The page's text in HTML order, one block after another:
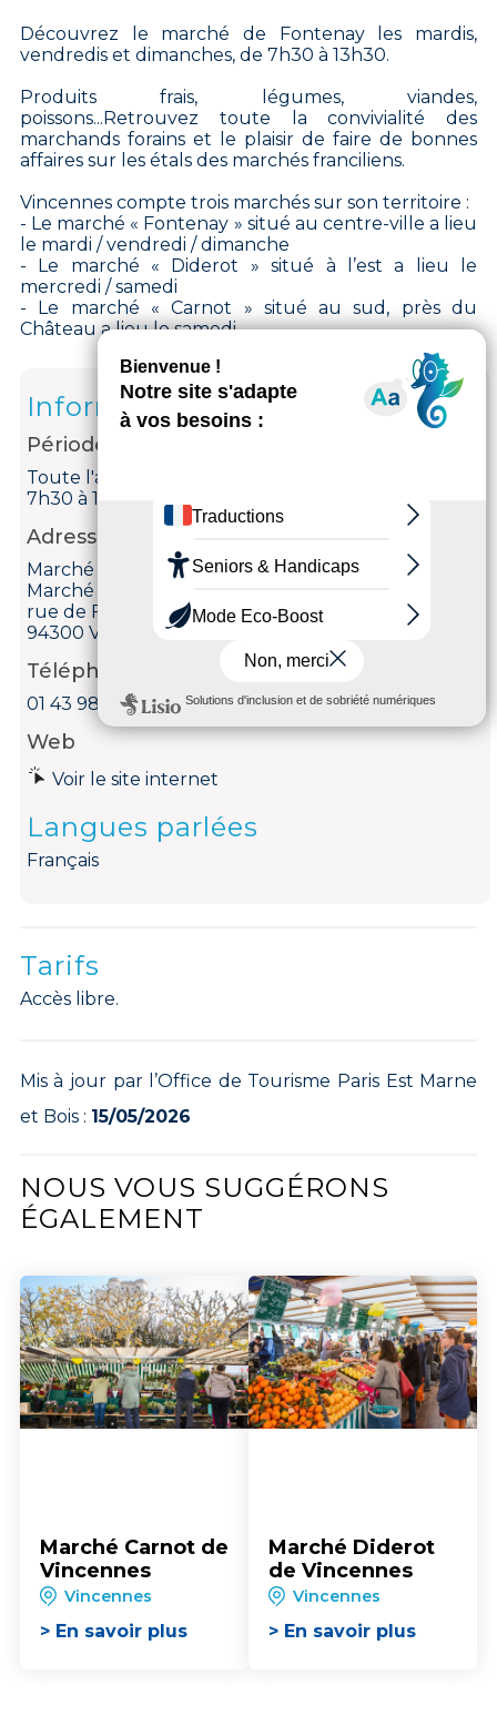
Découvrez le marché de Fontenay les mardis,
vendredis et dimanches, de 7h30 à 13h30.
Produits frais, légumes, viandes,
poissons...Retrouvez toute la convivialité des
marchands forains et le plaisir de faire de bonnes
affaires sur les étals des marchés franciliens.
Vincennes compte trois marchés sur son territoire :
- Le marché « Fontenay » situé au centre-ville a lieu
le mardi / vendredi / dimanche
- Le marché « Diderot » situé à l’est a lieu le
mercredi / samedi
- Le marché « Carnot » situé au sud, près du
Château a lieu le samedi
Informations
Période d'ouverture
Toute l'année le mardi, vendredi et dimanche de
7h30 à 13h30.
Adresse
Marché Fontenay
Marché Fontenay
rue de Fontenay
94300 Vincennes
Téléphone
01 43 98 65 00
Web
Voir le site internet
Langues parlées
Français
Tarifs
Accès libre.
Mis à jour par l’Office de Tourisme Paris Est Marne
et Bois : 15/05/2026
NOUS VOUS SUGGÉRONS
ÉGALEMENT
Marché Carnot de
Vincennes
Vincennes
> En savoir plus
Marché Diderot
de Vincennes
Vincennes
> En savoir plus